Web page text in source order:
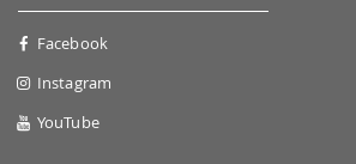
Facebook
Instagram
YouTube